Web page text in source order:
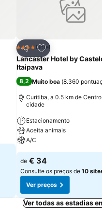
Partilhar
Adicionar aos
4 EstrelasHotel
Lancaster Hotel by
Itaipava
8,2 Muito boa (8.360
Curitiba, a 0.5 km de
cidade
Estacionamento
Aceita animais
A/C
de € 34
Consulte os preços de 10
Ver preços
Ver todas as estadias